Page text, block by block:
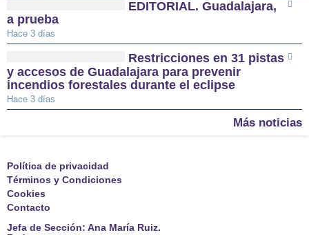
EDITORIAL. Guadalajara,
a prueba
Hace 3 días
Restricciones en 31 pistas
y accesos de Guadalajara para prevenir
incendios forestales durante el eclipse
Hace 3 días
Más noticias
Política de privacidad
Términos y Condiciones
Cookies
Contacto
Jefa de Sección: Ana María Ruiz.